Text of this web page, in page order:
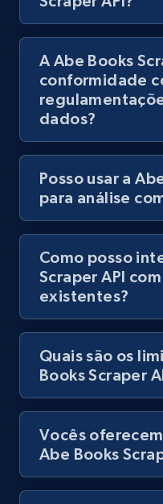
URL, Product id, Title,
Currency, Discount,
1.1K+ 149+
Lazada - Products
URL, Title, Rating,
price, Currency,
991+
keyword
price, Currency,
991+ 165+
A Abe Books
conformidade
dados?
Posso usar a
para análise
Como posso
Scraper API
existentes?
Quais são os
Books Scraper
Vocês
Abe Books